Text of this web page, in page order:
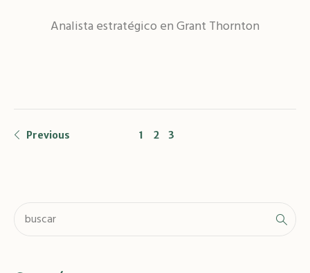
Analista estratégico en Grant Thornton
Previous 1 2 3